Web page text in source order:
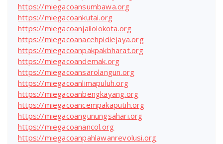
https://miegacoansumbawa.org
https://miegacoankutai.org
https://miegacoanjailolokota.org
https://miegacoanacehpidiejaya.org
https://miegacoanpakpakbharat.org
https://miegacoandemak.org
https://miegacoansarolangun.org
https://miegacoanlimapuluh.org
https://miegacoanbengkayang.org
https://miegacoancempakaputih.org
https://miegacoangunungsahari.org
https://miegacoanancol.org
https://miegacoanpahlawanrevolusi.org